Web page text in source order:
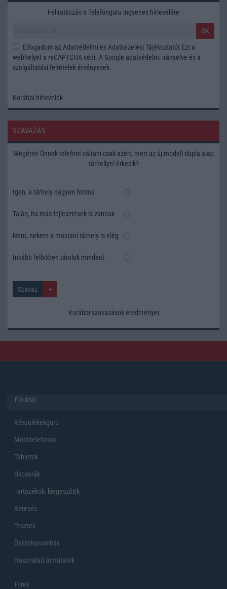
Feliratkozás a Telefonguru ingyenes hírlevelére
OK
Elfogadom az Adatvédelmi és Adatkezelési Tájékoztatót Ezt a
webhelyet a reCAPTCHA védi. A Google adatvédelmi irányelve és a
szolgáltatási feltételek érvényesek.
Korábbi hírlevelek
SZAVAZÁS
Megérné Önnek telefont váltani csak azért, mert az új modell dupla alap
tárhellyel érkezik?
Igen, a tárhely nagyon fontos
Talán, ha más fejlesztések is vannak
Nem, nekem a mostani tárhely is elég
Inkább felhőben tárolok mindent
Korábbi szavazások eredményei
Főoldal
Készülékekguru
Mobiltelefonok
Tabletek
Okosórák
Tartozékok, kiegeszítők
Keresés
Tesztek
Összehasonlítás
Használati útmutatók
Hirek